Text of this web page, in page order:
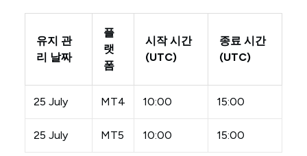
유지 관
리 날짜
플
랫
폼
시작 시간
(UTC)
종료 시간
(UTC)
25 July MT4 10:00 15:00
25 July MT5 10:00 15:00